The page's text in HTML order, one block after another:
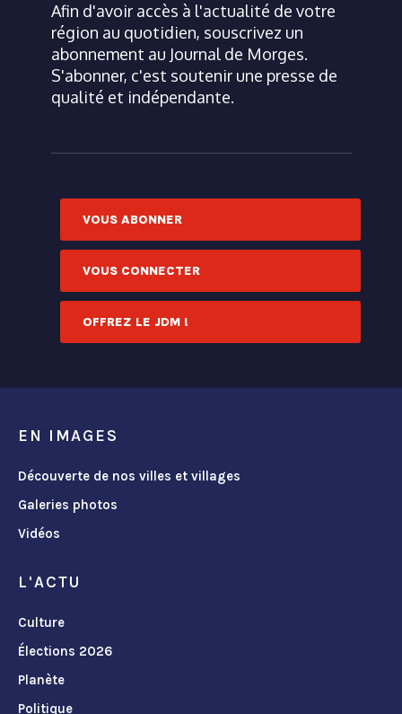
Afin d'avoir accès à l'actualité de votre
région au quotidien, souscrivez un
abonnement au Journal de Morges.
S'abonner, c'est soutenir une presse de
qualité et indépendante.
VOUS ABONNER
VOUS CONNECTER
OFFREZ LE JDM !
EN IMAGES
Découverte de nos villes et villages
Galeries photos
Vidéos
L'ACTU
Culture
Élections 2026
Planète
Politique